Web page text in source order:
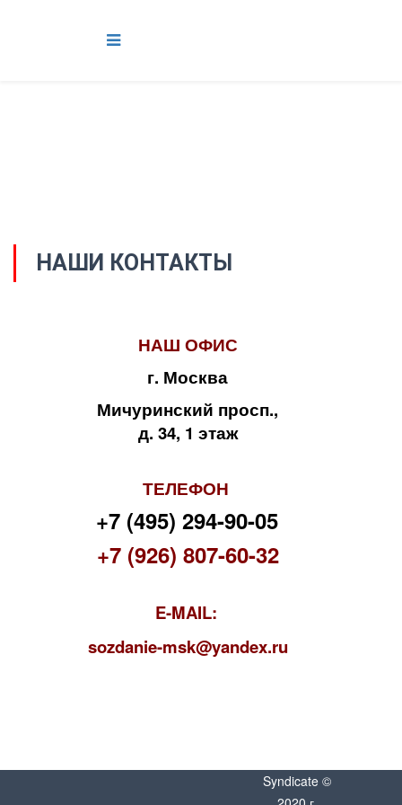
НАШИ КОНТАКТЫ
НАШ ОФИС
г. Москва
Мичуринский просп.,
д. 34, 1 этаж
ТЕЛЕФОН
+7 (495) 294-90-05
+7 (926) 807-60-32
E-MAIL:
sozdanie-msk@yandex.ru
Syndicate ©